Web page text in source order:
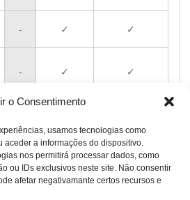
o Consentimento
usamos tecnologias como
a informações do dispositivo.
nos permitirá processar dados, como
ou IDs exclusivos neste site. Não consentir
afetar negativamante certos recursos e
- ✓ ✓
- ✓ ✓
- ✓
- ✓ ✓